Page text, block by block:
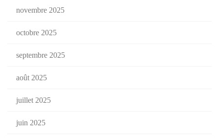
novembre 2025
octobre 2025
septembre 2025
août 2025
juillet 2025
juin 2025